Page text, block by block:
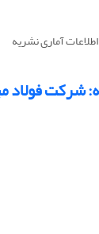
اطلاعات آماری نشریه
شرکت فولاد